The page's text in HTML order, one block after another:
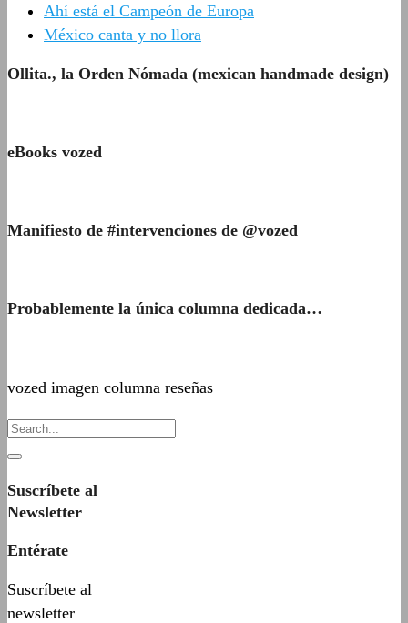
Ahí está el Campeón de Europa
México canta y no llora
Ollita., la Orden Nómada (mexican handmade design)
eBooks vozed
Manifiesto de #intervenciones de @vozed
Probablemente la única columna dedicada…
vozed imagen columna reseñas
Suscríbete al
Newsletter
Entérate
Suscríbete al
newsletter